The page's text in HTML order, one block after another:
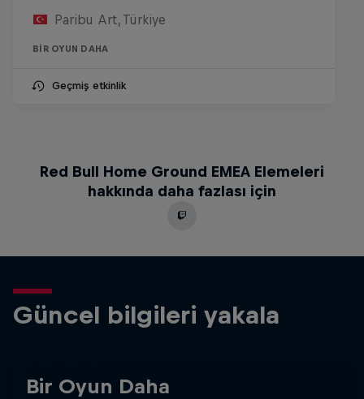
Paribu Art, Türkiye
BIR OYUN DAHA
Geçmiş etkinlik
Red Bull Home Ground EMEA Elemeleri
hakkında daha fazlası için
Güncel bilgileri yakala
Bir Oyun Daha